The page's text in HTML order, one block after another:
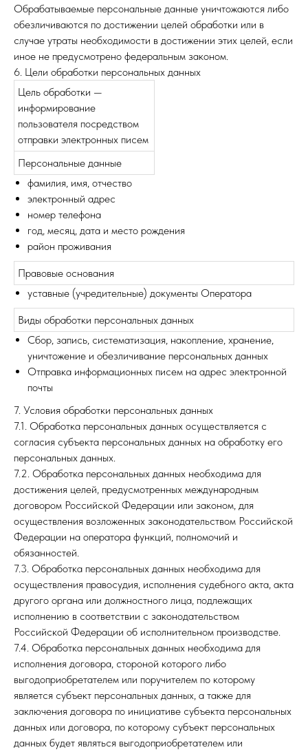
Обрабатываемые персональные данные уничтожаются либо
обезличиваются по достижении целей обработки или в
случае утраты необходимости в достижении этих целей, если
иное не предусмотрено федеральным законом.
6. Цели обработки персональных данных
Цель обработки —
информирование
пользователя посредством
отправки электронных писем
Персональные данные
фамилия, имя, отчество
электронный адрес
номер телефона
год, месяц, дата и место рождения
район проживания
Правовые основания
уставные (учредительные) документы Оператора
Виды обработки персональных данных
Сбор, запись, систематизация, накопление, хранение,
уничтожение и обезличивание персональных данных
Отправка информационных писем на адрес электронной
почты
7. Условия обработки персональных данных
7.1. Обработка персональных данных осуществляется с
согласия субъекта персональных данных на обработку его
персональных данных.
7.2. Обработка персональных данных необходима для
достижения целей, предусмотренных международным
договором Российской Федерации или законом, для
осуществления возложенных законодательством Российской
Федерации на оператора функций, полномочий и
обязанностей.
7.3. Обработка персональных данных необходима для
осуществления правосудия, исполнения судебного акта, акта
другого органа или должностного лица, подлежащих
исполнению в соответствии с законодательством
Российской Федерации об исполнительном производстве.
7.4. Обработка персональных данных необходима для
исполнения договора, стороной которого либо
выгодоприобретателем или поручителем по которому
является субъект персональных данных, а также для
заключения договора по инициативе субъекта персональных
данных или договора, по которому субъект персональных
данных будет являться выгодоприобретателем или